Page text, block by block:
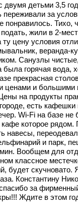
двумя детьми 3,5
переживали за
понравилось. Тихо,
жили в 2-
ту цену условия
веранда-
Санузлы
была горячая вода,
прекрасная
ценами и большими
на продукты
есть кафешки
Wi-Fi на базе
кафе которое
навесы,
и парк,
Вообщем для
классное
будет скучновато.
Константину
за
Ждите в этом